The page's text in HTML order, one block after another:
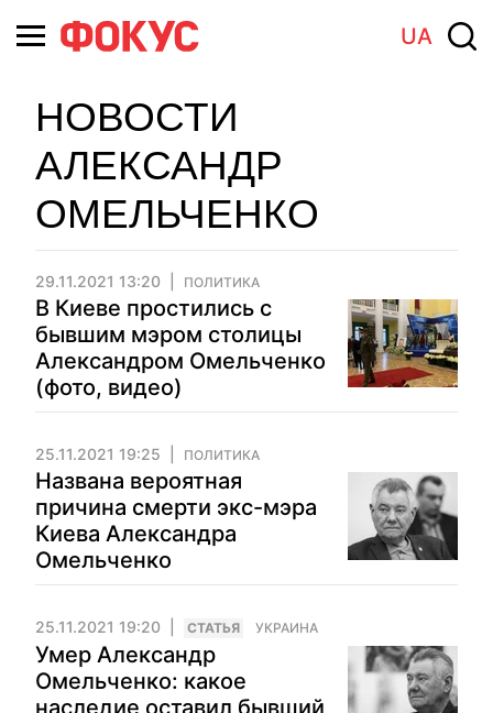
UA
НОВОСТИ
АЛЕКСАНДР
ОМЕЛЬЧЕНКО
29.11.2021 13:20 ПОЛИТИКА
В Киеве простились с
бывшим мэром столицы
Александром Омельченко
(фото, видео)
25.11.2021 19:25 ПОЛИТИКА
Названа вероятная
причина смерти экс-мэра
Киева Александра
Омельченко
25.11.2021 19:20 CТАТЬЯ УКРАИНА
Умер Александр
Омельченко: какое
наследие оставил бывший